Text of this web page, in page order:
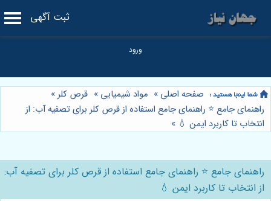
ثبت آگهی
صفحه اصلی » مواد شیمیایی » قرص کلر»
راهنمای جامع ⭐️ راهنمای جامع استفاده از قرص کلر برای تصفیه آب: از
انتخاب تا کاربرد ایمن 💧 »
راهنمای جامع ⭐️ راهنمای جامع استفاده از قرص کلر برای تصفیه آب:
از انتخاب تا کاربرد ایمن 💧